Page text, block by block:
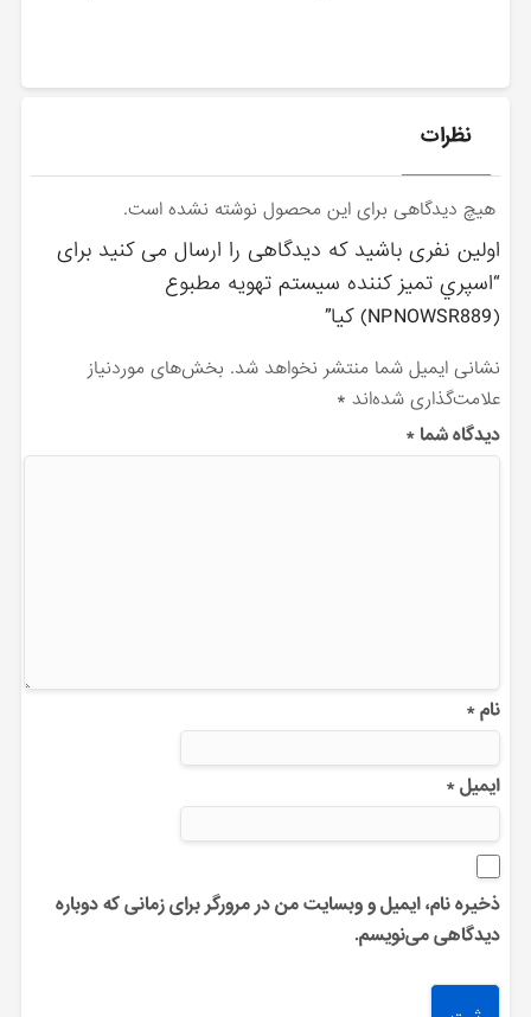
نظرات
هیچ دیدگاهی برای این محصول نوشته نشده است.
اولین نفری باشید که دیدگاهی را ارسال می کنید برای
“اسپري تميز كننده سيستم تهويه مطبوع
(NPNOWSR889) کیا”
نشانی ایمیل شما منتشر نخواهد شد. بخش‌های موردنیاز
علامت‌گذاری شده‌اند *
دیدگاه شما*
نام*
ایمیل*
ذخیره نام، ایمیل و وبسایت من در مرورگر برای زمانی که دوباره
دیدگاهی می‌نویسم.